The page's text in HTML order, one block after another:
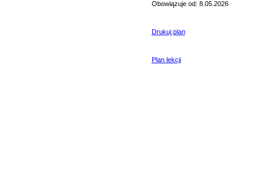
Obowiązuje od: 8.05.2026
Drukuj plan
Plan lekcji